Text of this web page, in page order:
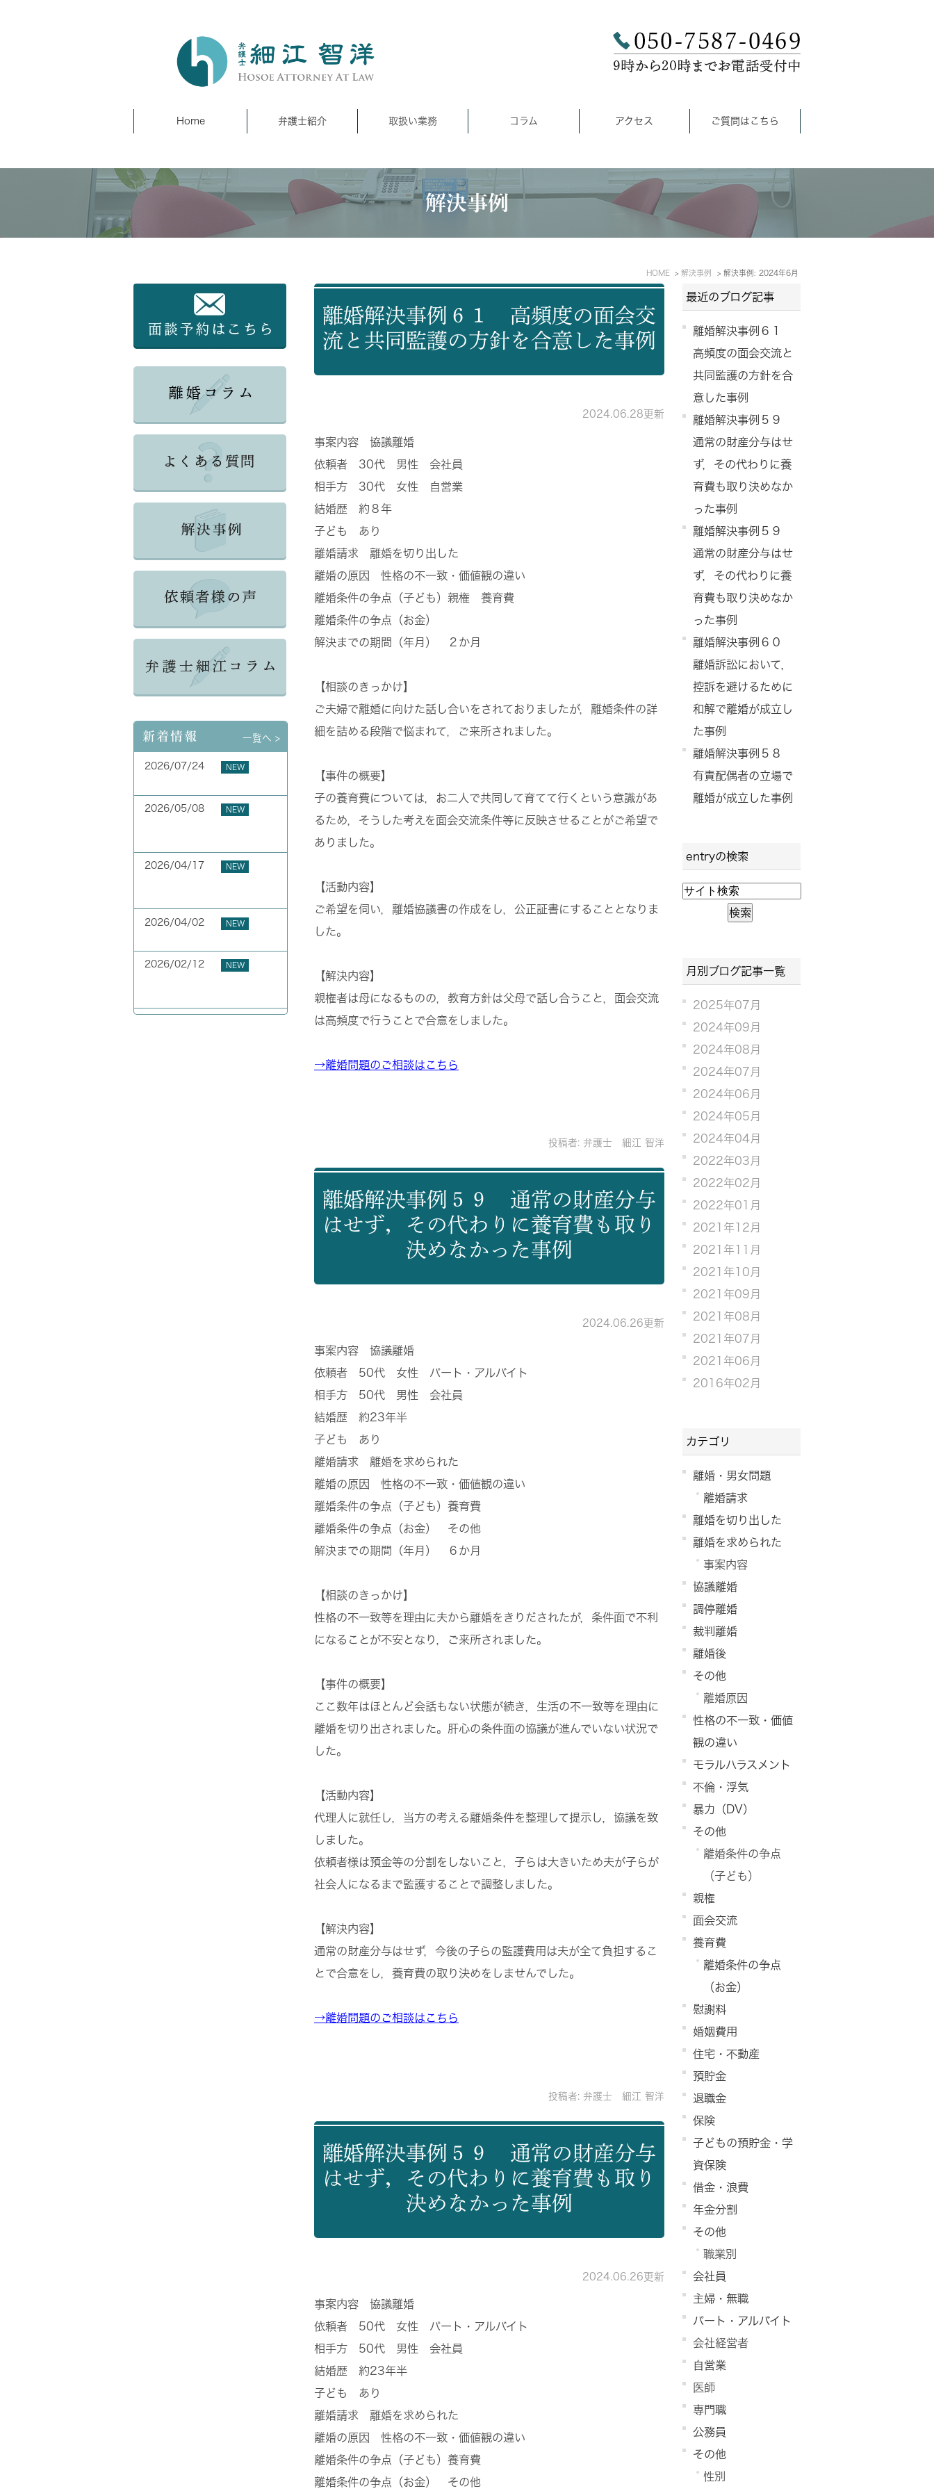
Home 弁護士紹介 取扱い業務 コラム アクセス ご質問はこちら
解決事例
HOME 解決事例 解決事例: 2024年6月
離婚解決事例６１ 高頻度の面会交
流と共同監護の方針を合意した事例
2024.06.28更新
事案内容 協議離婚
依頼者 30代 男性 会社員
相手方 30代 女性 自営業
結婚歴 約８年
子ども
あり
離婚請求 離婚を切り出した
離婚の原因
性格の不一致・価値観の違い
離婚条件の争点（子ども） 親権 養育費
離婚条件の争点（お金）
解決までの期間（年月）
２か月
【相談のきっかけ】
ご夫婦で離婚に向けた話し合いをされておりましたが，離婚条件の詳
細を詰める段階で悩まれて，ご来所されました。
【事件の概要】
子の養育費については，お二人で共同して育てて行くという意識があ
るため，そうした考えを面会交流条件等に反映させることがご希望で
ありました。
【活動内容】
ご希望を伺い，離婚協議書の作成をし，公正証書にすることとなりま
した。
【解決内容】
親権者は母になるものの，教育方針は父母で話し合うこと，面会交流
は高頻度で行うことで合意をしました。
→離婚問題のご相談はこちら
投稿者: 弁護士 細江 智洋
離婚解決事例５９ 通常の財産分与
はせず，その代わりに養育費も取り
決めなかった事例
2024.06.26更新
事案内容 協議離婚
依頼者 50代 女性 パート・アルバイト
相手方 50代 男性 会社員
結婚歴 約23年半
子ども
あり
離婚請求 離婚を求められた
離婚の原因
性格の不一致・価値観の違い
離婚条件の争点（子ども） 養育費
離婚条件の争点（お金）
その他
解決までの期間（年月）
６か月
【相談のきっかけ】
性格の不一致等を理由に夫から離婚をきりだされたが，条件面で不利
になることが不安となり，ご来所されました。
【事件の概要】
ここ数年はほとんど会話もない状態が続き，生活の不一致等を理由に
離婚を切り出されました。肝心の条件面の協議が進んでいない状況で
した。
【活動内容】
代理人に就任し，当方の考える離婚条件を整理して提示し，協議を致
しました。
依頼者様は預金等の分割をしないこと，子らは大きいため夫が子らが
社会人になるまで監護することで調整しました。
【解決内容】
通常の財産分与はせず，今後の子らの監護費用は夫が全て負担するこ
とで合意をし，養育費の取り決めをしませんでした。
→離婚問題のご相談はこちら
投稿者: 弁護士 細江 智洋
離婚解決事例５９ 通常の財産分与
はせず，その代わりに養育費も取り
決めなかった事例
2024.06.26更新
事案内容 協議離婚
依頼者 50代 女性 パート・アルバイト
相手方 50代 男性 会社員
結婚歴 約23年半
子ども
あり
離婚請求 離婚を求められた
離婚の原因
性格の不一致・価値観の違い
離婚条件の争点（子ども） 養育費
離婚条件の争点（お金）
その他
最近のブログ記事
離婚解決事例６１
高頻度の面会交流と
共同監護の方針を合
意した事例
離婚解決事例５９
通常の財産分与はせ
ず，その代わりに養
育費も取り決めなか
った事例
離婚解決事例５９
通常の財産分与はせ
ず，その代わりに養
育費も取り決めなか
った事例
離婚解決事例６０
離婚訴訟において，
控訴を避けるために
和解で離婚が成立し
た事例
離婚解決事例５８
有責配偶者の立場で
離婚が成立した事例
entryの検索
月別ブログ記事一覧
2025年07月
2024年09月
2024年08月
2024年07月
2024年06月
2024年05月
2024年04月
2022年03月
2022年02月
2022年01月
2021年12月
2021年11月
2021年10月
2021年09月
2021年08月
2021年07月
2021年06月
2016年02月
カテゴリ
離婚・男女問題
離婚請求
離婚を切り出した
離婚を求められた
事案内容
協議離婚
調停離婚
裁判離婚
離婚後
その他
離婚原因
性格の不一致・価値
観の違い
モラルハラスメント
不倫・浮気
暴力（DV）
その他
離婚条件の争点
（子ども）
親権
面会交流
養育費
離婚条件の争点
（お金）
慰謝料
婚姻費用
住宅・不動産
預貯金
退職金
保険
子どもの預貯金・学
資保険
借金・浪費
年金分割
その他
職業別
会社員
主婦・無職
パート・アルバイト
会社経営者
自営業
医師
専門職
公務員
その他
性別
新着情報 一覧へ >
2026/07/24 NEW
2026/05/08 NEW
2026/04/17 NEW
2026/04/02 NEW
2026/02/12 NEW